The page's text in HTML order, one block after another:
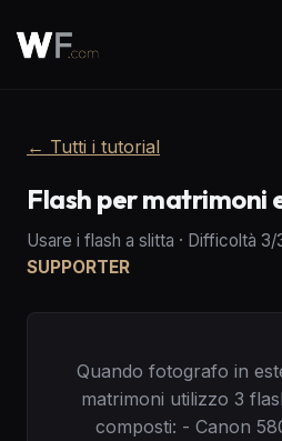
← Tutti i tutorial
Flash per matrimoni
Usare i flash a slitta · Difficoltà 3/
SUPPORTER
Quando fotografo in
matrimoni utilizzo 3
composti: - Canon